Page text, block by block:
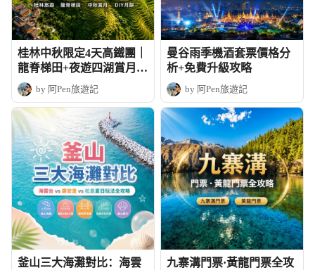
桂林中秋限定4天高鐵團｜
龍脊梯田+夜遊四湖賞月+
DIY月餅
by 阿Pen旅遊記
曼谷雨季機酒套票價格分
析+免費升級攻略
by 阿Pen旅遊記
釜山三大海灘對比：海雲
九寨溝門票·黃龍門票全攻